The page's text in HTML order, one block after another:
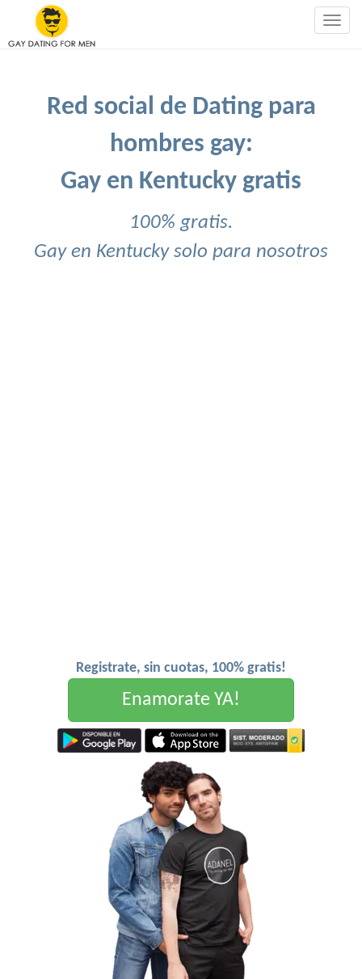
Red social de Dating para
hombres gay:
Gay en Kentucky gratis
100% gratis.
Gay en Kentucky solo para nosotros
Registrate, sin cuotas, 100% gratis!
Enamorate YA!